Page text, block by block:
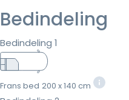
Bedindeling
Bedindeling 1
Frans bed 200 x 140 cm